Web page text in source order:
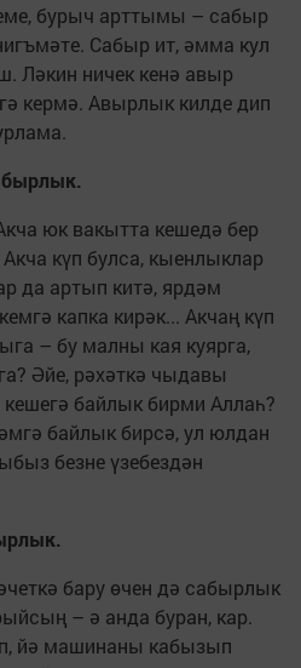
бурыч арттымы – сабыр
Сабыр ит, әмма кул
ничек кенә авыр
кермә. Авырлык килде дип
юк вакытта кешедә бер
күп булса, кыенлыклар
да артып китә, ярдәм
капка кирәк... Акчаң күп
– бу малны кая куярга,
Әйе, рәхәткә чыдавы
байлык бирми Аллаһ?
байлык бирсә, ул юлдан
безне үзебездән
бару өчен дә сабырлык
– ә анда буран, кар.
йә машинаны кабызып